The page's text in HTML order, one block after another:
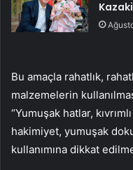
Bu amaçla rahatlık,
malzemelerin
“Yumuşak hatlar,
hakimiyet, yumuşak
kullanımına dikkat